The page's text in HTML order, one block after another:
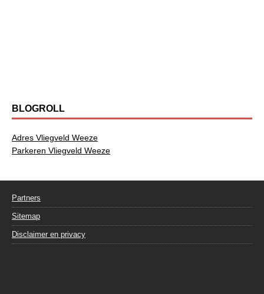
BLOGROLL
Adres Vliegveld Weeze
Parkeren Vliegveld Weeze
Partners
Sitemap
Disclaimer en privacy